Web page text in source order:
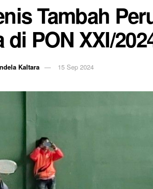
Tambah
di PON XXI/
Kaltara 15 Sep 2024